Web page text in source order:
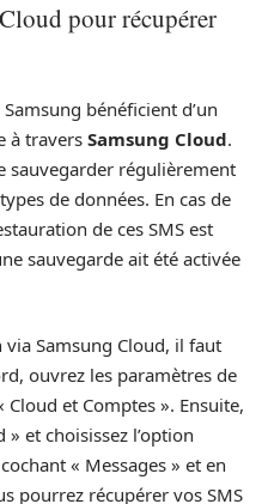
pour récupérer
bénéficient d’un
à travers Samsung Cloud.
sauvegarder régulièrement
de données. En cas de
de ces SMS est
sauvegarde ait été activée
Samsung Cloud, il faut
ouvrez les paramètres de
et Comptes ». Ensuite,
et choisissez l’option
« Messages » et en
pourrez récupérer vos SMS